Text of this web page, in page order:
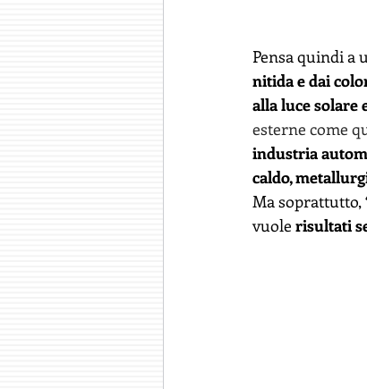
Pensa quindi a
nitida e dai
alla luce solare
esterne come
industria
caldo,
Ma soprattutto,
vuole risultati